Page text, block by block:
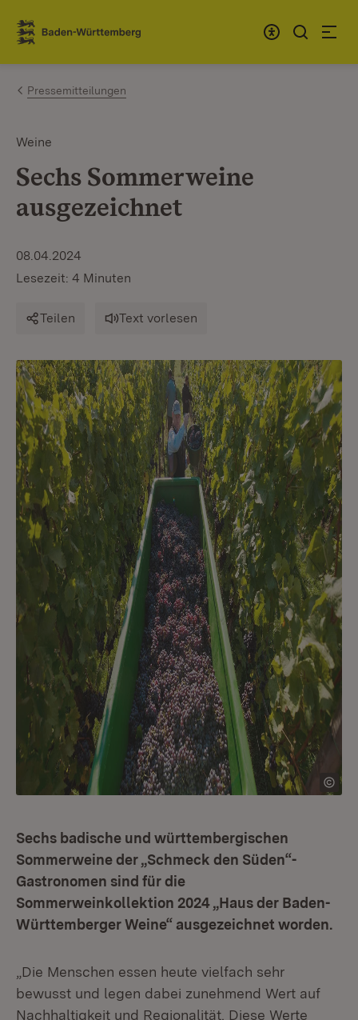
Zum Inhalt springen
Link zur Startseite
Pressemitteilungen
Weine
Sechs Sommerweine
ausgezeichnet
08.04.2024
Lesezeit: 4 Minuten
Teilen Text vorlesen
Sechs badische und württembergischen
Sommerweine der „Schmeck den Süden“-
Gastronomen sind für die
Sommerweinkollektion 2024 „Haus der Baden-
Württemberger Weine“ ausgezeichnet worden.
„Die Menschen essen heute vielfach sehr
bewusst und legen dabei zunehmend Wert auf
Nachhaltigkeit und Regionalität. Diese Werte